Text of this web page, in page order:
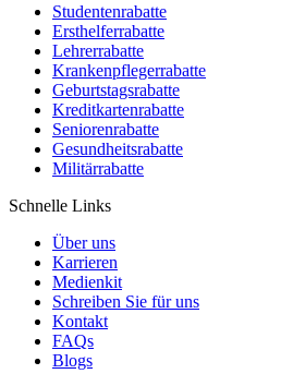
Studentenrabatte
Ersthelferrabatte
Lehrerrabatte
Krankenpflegerrabatte
Geburtstagsrabatte
Kreditkartenrabatte
Seniorenrabatte
Gesundheitsrabatte
Militärrabatte
Schnelle Links
Über uns
Karrieren
Medienkit
Schreiben Sie für uns
Kontakt
FAQs
Blogs